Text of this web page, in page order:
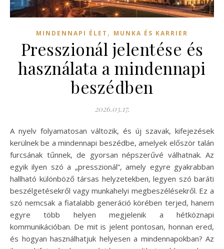
MINDENNAPI ÉLET , MUNKA ÉS KARRIER
Presszionál jelentése és
használata a mindennapi
beszédben
2026.03.17.
A nyelv folyamatosan változik, és új szavak, kifejezések
kerülnek be a mindennapi beszédbe, amelyek először talán
furcsának tűnnek, de gyorsan népszerűvé válhatnak. Az
egyik ilyen szó a „presszionál”, amely egyre gyakrabban
hallható különböző társas helyzetekben, legyen szó baráti
beszélgetésekről vagy munkahelyi megbeszélésekről. Ez a
szó nemcsak a fiatalabb generáció körében terjed, hanem
egyre több helyen megjelenik a hétköznapi
kommunikációban. De mit is jelent pontosan, honnan ered,
és hogyan használhatjuk helyesen a mindennapokban? Az